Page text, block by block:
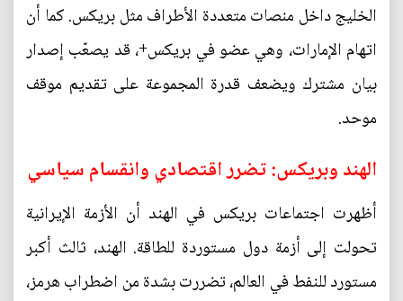
الخليج داخل منصات متعددة الأطراف مثل بريكس. كما أن
اتهام الإمارات، وهي عضو في بريكس+، قد يصعّب إصدار
بيان مشترك ويضعف قدرة المجموعة على تقديم موقف
موحد.
الهند وبريكس: تضرر اقتصادي وانقسام سياسي
أظهرت اجتماعات بريكس في الهند أن الأزمة الإيرانية
تحولت إلى أزمة دول مستوردة للطاقة. الهند، ثالث أكبر
مستورد للنفط في العالم، تضررت بشدة من اضطراب هرمز،